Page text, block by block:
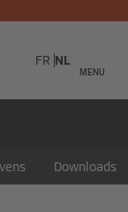
MENU
FR NL
Downloads